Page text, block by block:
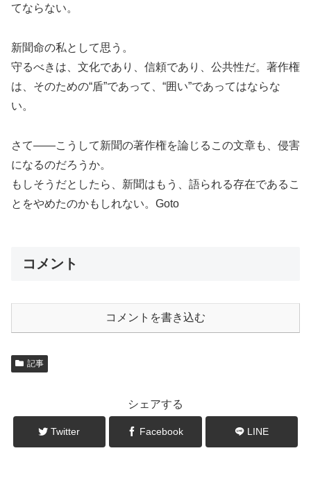
てならない。
新聞命の私として思う。
守るべきは、文化であり、信頼であり、公共性だ。著作権
は、そのための“盾”であって、“囲い”であってはならな
い。
さて――こうして新聞の著作権を論じるこの文章も、侵害
になるのだろうか。
もしそうだとしたら、新聞はもう、語られる存在であるこ
とをやめたのかもしれない。Goto
コメント
コメントを書き込む
記事
シェアする
Twitter Facebook LINE